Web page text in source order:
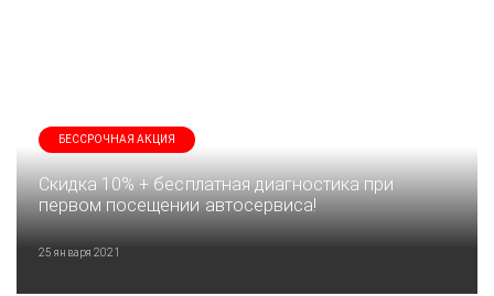
БЕССРОЧНАЯ АКЦИЯ
Скидка 10% + бесплатная диагностика при
первом посещении автосервиса!
25 января 2021